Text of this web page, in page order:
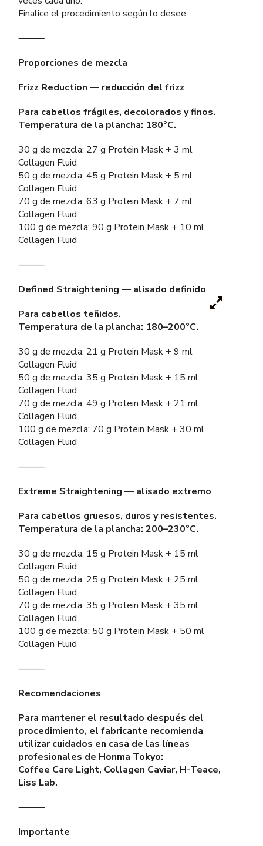
Finalice el procedimiento según lo desee.
⸻
Proporciones de mezcla
Frizz Reduction — reducción del frizz
Para cabellos frágiles, decolorados y finos.
Temperatura de la plancha: 180°C.
30 g de mezcla: 27 g Protein Mask + 3 ml
Collagen Fluid
50 g de mezcla: 45 g Protein Mask + 5 ml
Collagen Fluid
70 g de mezcla: 63 g Protein Mask + 7 ml
Collagen Fluid
100 g de mezcla: 90 g Protein Mask + 10 ml
Collagen Fluid
⸻
Defined Straightening — alisado definido
Para cabellos teñidos.
Temperatura de la plancha: 180–200°C.
30 g de mezcla: 21 g Protein Mask + 9 ml
Collagen Fluid
50 g de mezcla: 35 g Protein Mask + 15 ml
Collagen Fluid
70 g de mezcla: 49 g Protein Mask + 21 ml
Collagen Fluid
100 g de mezcla: 70 g Protein Mask + 30 ml
Collagen Fluid
⸻
Extreme Straightening — alisado extremo
Para cabellos gruesos, duros y resistentes.
Temperatura de la plancha: 200–230°C.
30 g de mezcla: 15 g Protein Mask + 15 ml
Collagen Fluid
50 g de mezcla: 25 g Protein Mask + 25 ml
Collagen Fluid
70 g de mezcla: 35 g Protein Mask + 35 ml
Collagen Fluid
100 g de mezcla: 50 g Protein Mask + 50 ml
Collagen Fluid
⸻
Recomendaciones
Para mantener el resultado después del
procedimiento, el fabricante recomienda
utilizar cuidados en casa de las líneas
profesionales de Honma Tokyo:
Coffee Care Light, Collagen Caviar, H-Teace,
Liss Lab.
⸻
Importante